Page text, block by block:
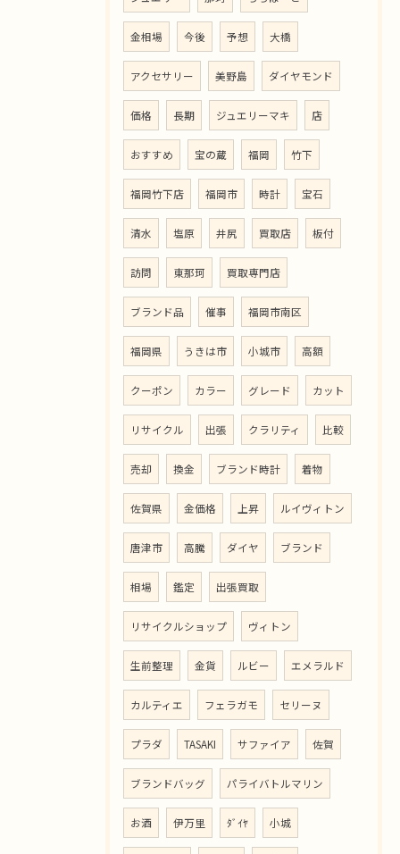
金相場 今後 予想 大橋
アクセサリー 美野島 ダイヤモンド
価格 長期 ジュエリーマキ 店
おすすめ 宝の蔵 福岡 竹下
福岡竹下店 福岡市 時計 宝石
清水 塩原 井尻 買取店 板付
訪問 東那珂 買取専門店
ブランド品 催事 福岡市南区
福岡県 うきは市 小城市 高額
クーポン カラー グレード カット
リサイクル 出張 クラリティ 比較
売却 換金 ブランド時計 着物
佐賀県 金価格 上昇 ルイヴィトン
唐津市 高騰 ダイヤ ブランド
相場 鑑定 出張買取
リサイクルショップ ヴィトン
生前整理 金貨 ルビー エメラルド
カルティエ フェラガモ セリーヌ
プラダ TASAKI サファイア 佐賀
ブランドバッグ パライバトルマリン
お酒 伊万里 ﾀﾞｲﾔ 小城